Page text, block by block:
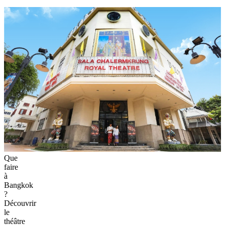
Que
faire
à
Bangkok
?
Découvrir
le
théâtre